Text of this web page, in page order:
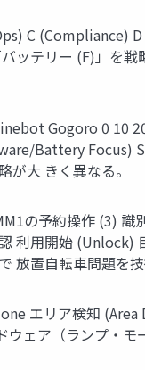
C (Compliance)
テリー (F)」を戦
Gogoro 0 10
Battery
大 きく異なる。
の予約操作 (3) 識
利用開始 (Unlock)
放置自転車問題を技
エリア検知
ェア（ランプ・モ